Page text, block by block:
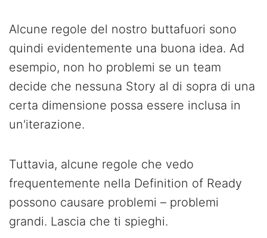
Alcune regole del nostro buttafuori sono
quindi evidentemente una buona idea. Ad
esempio, non ho problemi se un team
decide che nessuna Story al di sopra di una
certa dimensione possa essere inclusa in
un'iterazione.
Tuttavia, alcune regole che vedo
frequentemente nella Definition of Ready
possono causare problemi – problemi
grandi. Lascia che ti spieghi.